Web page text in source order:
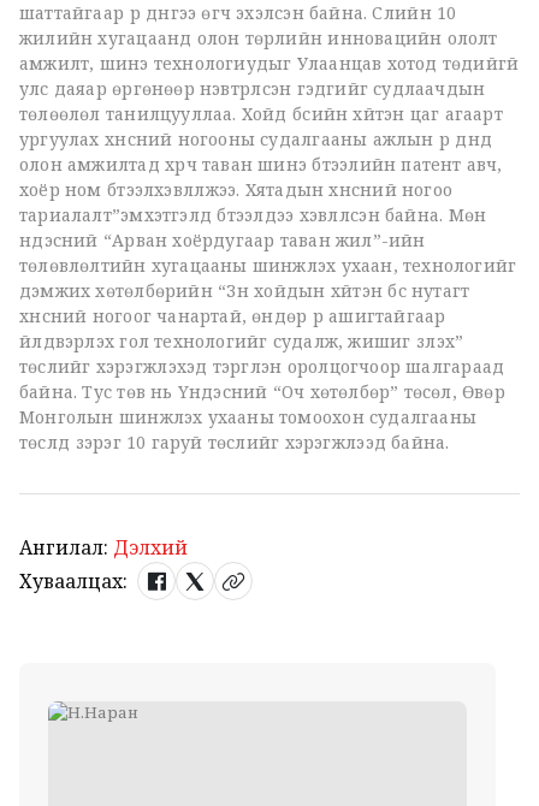
шаттайгаар үр дүнгээ өгч эхэлсэн байна. Сүүлийн 10
жилийн хугацаанд олон төрлийн инновацийн ололт
амжилт, шинэ технологиудыг Улаанцав хотод төдийгүй
улс даяар өргөнөөр нэвтрүүлсэн гэдгийг судлаачдын
төлөөлөл танилцууллаа. Хойд бүсийн хүйтэн цаг агаарт
ургуулах хүнсний ногооны судалгааны ажлын үр дүнд
олон амжилтад хүрч таван шинэ бүтээлийн патент авч,
хоёр ном бүтээлхэвлүүлжээ. Хятадын хүнсний ногоо
тариалалт”эмхэтгэлд бүтээлүүдээ хэвлүүлсэн байна. Мөн
үндэсний “Арван хоёрдугаар таван жил”-ийн
төлөвлөлтийн хугацааны шинжлэх ухаан, технологийг
дэмжих хөтөлбөрийн “Зүүн хойдын хүйтэн бүс нутагт
хүнсний ногоог чанартай, өндөр үр ашигтайгаар
үйлдвэрлэх гол технологийг судалж, жишиг үзүүлэх”
төслийг хэрэгжүүлэхэд тэргүүлэн оролцогчоор шалгараад
байна. Тус төв нь Үндэсний “Оч хөтөлбөр” төсөл, Өвөр
Монголын шинжлэх ухааны томоохон судалгааны
төслүүд зэрэг 10 гаруй төслийг хэрэгжүүлээд байна.
Ангилал: Дэлхий
Хуваалцах: